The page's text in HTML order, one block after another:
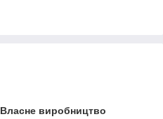
Власне виробництво